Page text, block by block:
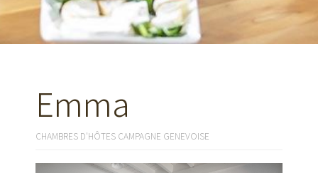
Emma
CHAMBRES D'HÔTES CAMPAGNE GENEVOISE